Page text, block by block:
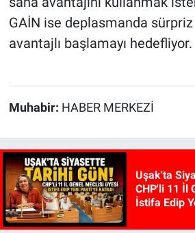
GAİN ise deplasmanda
avantajlı başlamayı
Muhabir: HABER MERKEZİ
Uşak'ta
CHP'li 11 İl
İstifa Edip